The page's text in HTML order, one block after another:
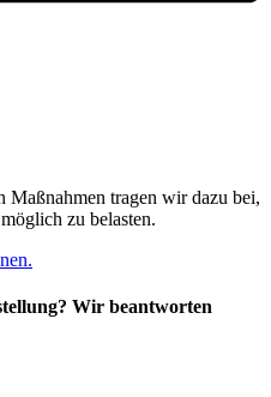
tragen wir dazu bei,
zu belasten.
Wir beantworten